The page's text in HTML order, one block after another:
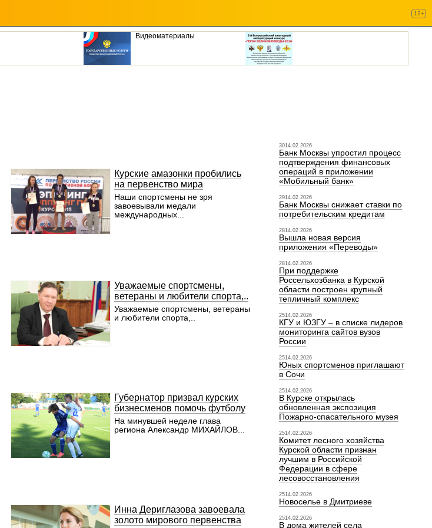
12+
Видеоматериалы
Курские амазонки пробились
на первенство мира
Наши спортсмены не зря
завоевывали медали
международных...
Уважаемые спортсмены,
ветераны и любители спорта,..
Уважаемые спортсмены, ветераны
и любители спорта,..
Губернатор призвал курских
бизнесменов помочь футболу
На минувшей неделе глава
региона Александр МИХАЙЛОВ...
Инна Дериглазова завоевала
золото мирового первенства
3014.02.2026
Банк Москвы упростил процесс
подтверждения финансовых
операций в приложении
«Мобильный банк»
2914.02.2026
Банк Москвы снижает ставки по
потребительским кредитам
2814.02.2026
Вышла новая версия
приложения «Переводы»
2814.02.2026
При поддержке
Россельхозбанка в Курской
области построен крупный
тепличный комплекс
2514.02.2026
КГУ и ЮЗГУ – в списке лидеров
мониторинга сайтов вузов
России
2514.02.2026
Юных спортсменов приглашают
в Сочи
2514.02.2026
В Курске открылась
обновленная экспозиция
Пожарно-спасательного музея
2514.02.2026
Комитет лесного хозяйства
Курской области признан
лучшим в Российской
Федерации в сфере
лесовосстановления
2514.02.2026
Новоселье в Дмитриеве
2514.02.2026
В дома жителей села